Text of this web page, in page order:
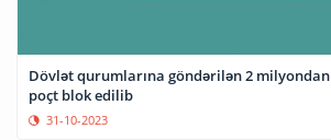
Dövlət qurumlarına göndərilən 2
poçt blok edilib
31-10-2023